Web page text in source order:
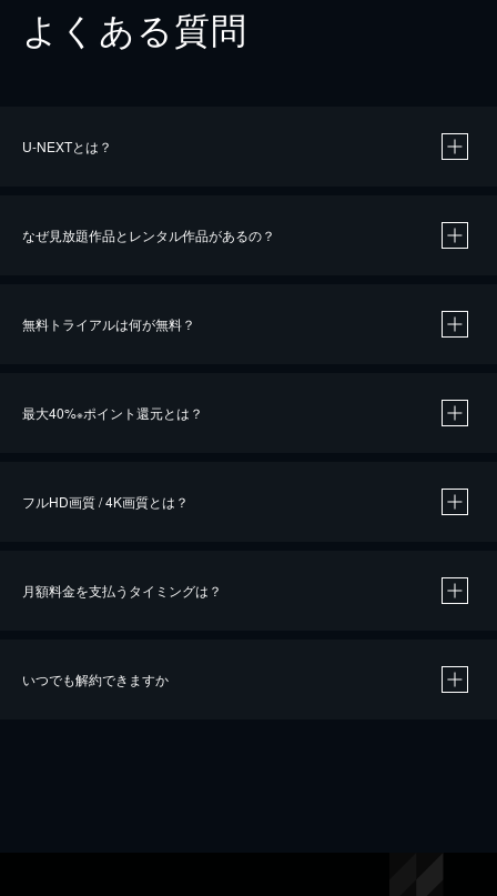
よくある質問
U-NEXTとは？
なぜ見放題作品とレンタル作品があるの？
無料トライアルは何が無料？
最大40%※ポイント還元とは？
※40％ポイント還元の対象は、クレジットカード決済による作品の購入 / レンタルです。
iOSアプリのUコイン決済による作品の購入 / レンタルは、20％のポイント還元です。
フルHD画質 / 4K画質とは？
月額料金を支払うタイミングは？
いつでも解約できますか